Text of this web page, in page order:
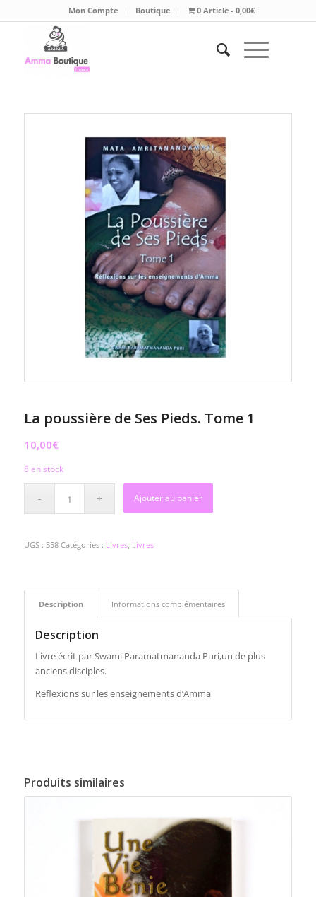
Mon Compte Boutique 0 Article 0,00€
La poussière de Ses Pieds. Tome 1
10,00€
8 en stock
Ajouter au panier
UGS : 358 Catégories : Livres, Livres
Description Informations complémentaires
Description
Livre écrit par Swami Paramatmananda Puri,un de plus
anciens disciples.
Réflexions sur les enseignements d’Amma
Produits similaires